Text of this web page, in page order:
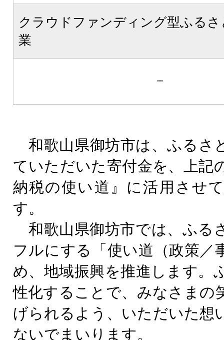
クラウドファンディング型ふるさ
業
－
和歌山県御坊市は、ふるさ
ていただいた寄付金を、上記
納税の使い道』に活用させ
す。
和歌山県御坊市では、ふる
フルにする「使い道（政策／
め、地域振興を推進します。
性化することで、みなさまの
げられるよう、いただいた想
ないでまいります。